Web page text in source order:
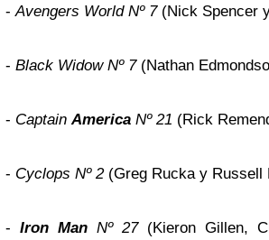
-Avengers World Nº 7(Nick Spencer
- Black Widow Nº 7(Nathan
- CaptainAmerica Nº 21 (Rick
- Cyclops Nº 2(Greg Rucka y Russell
- Iron Man Nº 27(Kieron Gillen,